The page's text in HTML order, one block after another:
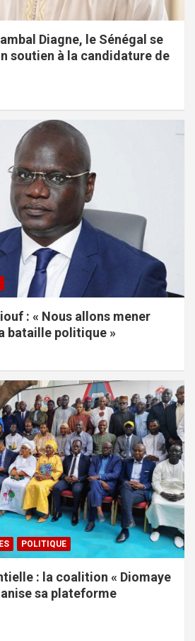
Diagne, le Sénégal se
soutien à la candidature de
: « Nous allons mener
bataille politique »
POLITIQUE
: la coalition « Diomaye
sa plateforme